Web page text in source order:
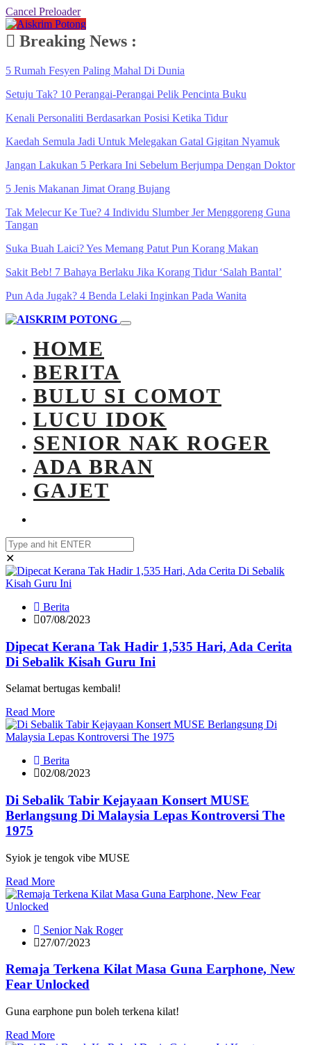
Cancel Preloader
Breaking News :
5 Rumah Fesyen Paling Mahal Di Dunia
Setuju Tak? 10 Perangai-Perangai Pelik Pencinta Buku
Kenali Personaliti Berdasarkan Posisi Ketika Tidur
Kaedah Semula Jadi Untuk Melegakan Gatal Gigitan Nyamuk
Jangan Lakukan 5 Perkara Ini Sebelum Berjumpa Dengan Doktor
5 Jenis Makanan Jimat Orang Bujang
Tak Melecur Ke Tue? 4 Individu Slumber Jer Menggoreng Guna
Tangan
Suka Buah Laici? Yes Memang Patut Pun Korang Makan
Sakit Beb! 7 Bahaya Berlaku Jika Korang Tidur ‘Salah Bantal’
Pun Ada Jugak? 4 Benda Lelaki Inginkan Pada Wanita
HOME
BERITA
BULU SI COMOT
LUCU IDOK
SENIOR NAK ROGER
ADA BRAN
GAJET
✕
Berita
07/08/2023
Dipecat Kerana Tak Hadir 1,535 Hari, Ada Cerita
Di Sebalik Kisah Guru Ini
Selamat bertugas kembali!
Read More
Berita
02/08/2023
Di Sebalik Tabir Kejayaan Konsert MUSE
Berlangsung Di Malaysia Lepas Kontroversi The
1975
Syiok je tengok vibe MUSE
Read More
Senior Nak Roger
27/07/2023
Remaja Terkena Kilat Masa Guna Earphone, New
Fear Unlocked
Guna earphone pun boleh terkena kilat!
Read More